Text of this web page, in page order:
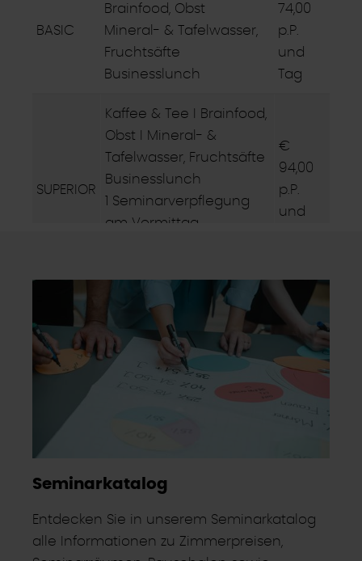
am Vormittag oder am
Nachmittag
BASIC
Brainfood, Obst
Mineral- & Tafelwasser,
Fruchtsäfte
Businesslunch
74,00
p.P.
und
Tag
SUPERIOR
Kaffee & Tee I Brainfood,
Obst I Mineral- &
Tafelwasser, Fruchtsäfte
Businesslunch
1 Seminarverpflegung
am Vormittag
€
94,00
p.P.
und
Seminarkatalog
Entdecken Sie in unserem Seminarkatalog
alle Informationen zu Zimmerpreisen,